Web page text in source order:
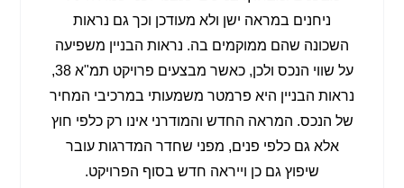
ניחנים במראה ישן ולא מעודכן וכך גם נראות
השכונה שהם ממוקמים בה. נראות הבניין משפיעה
על שווי הנכס ולכן, כאשר מבצעים פרויקט תמ"א 38,
נראות הבניין היא פרמטר משמעותי במרכיבי המחיר
של הנכס. המראה החדש והמודרני אינו רק כלפי חוץ
אלא גם כלפי פנים, מפני שחדר המדרגות עובר
שיפוץ גם כן וייראה חדש בסוף הפרויקט.